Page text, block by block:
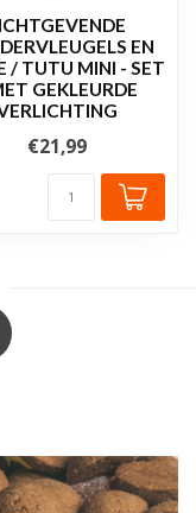
EN
/ TUTU MINI - SET
GEKLEURDE
€21,99